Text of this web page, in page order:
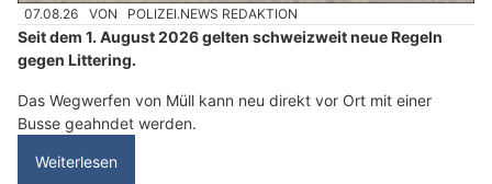
07.08.26 VON POLIZEI.NEWS REDAKTION
Seit dem 1. August 2026 gelten schweizweit neue Regeln
gegen Littering.
Das Wegwerfen von Müll kann neu direkt vor Ort mit einer
Busse geahndet werden.
Weiterlesen